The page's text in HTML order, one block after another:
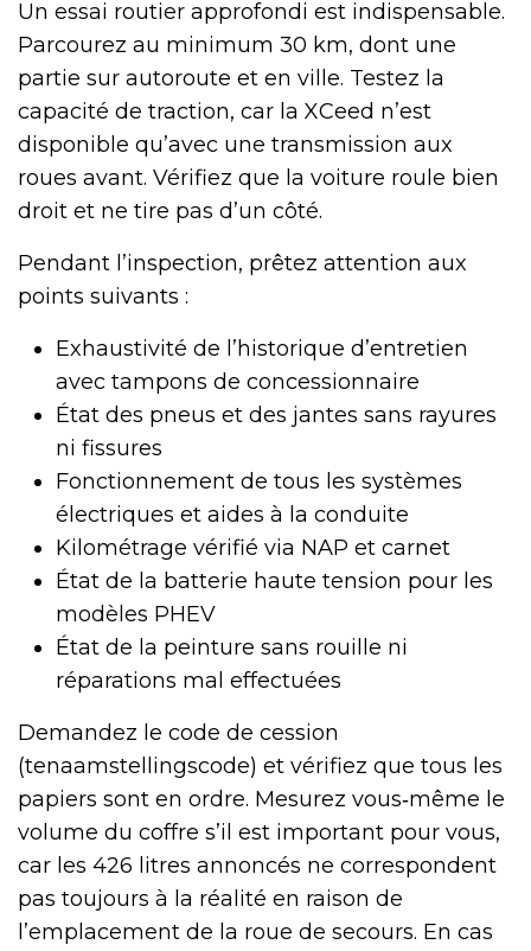
Un essai routier approfondi est indispensable.
Parcourez au minimum 30 km, dont une
partie sur autoroute et en ville. Testez la
capacité de traction, car la XCeed n’est
disponible qu’avec une transmission aux
roues avant. Vérifiez que la voiture roule bien
droit et ne tire pas d’un côté.
Pendant l’inspection, prêtez attention aux
points suivants :
Exhaustivité de l’historique d’entretien
avec tampons de concessionnaire
État des pneus et des jantes sans rayures
ni fissures
Fonctionnement de tous les systèmes
électriques et aides à la conduite
Kilométrage vérifié via NAP et carnet
État de la batterie haute tension pour les
modèles PHEV
État de la peinture sans rouille ni
réparations mal effectuées
Demandez le code de cession
(tenaamstellingscode) et vérifiez que tous les
papiers sont en ordre. Mesurez vous‑même le
volume du coffre s’il est important pour vous,
car les 426 litres annoncés ne correspondent
pas toujours à la réalité en raison de
l’emplacement de la roue de secours. En cas